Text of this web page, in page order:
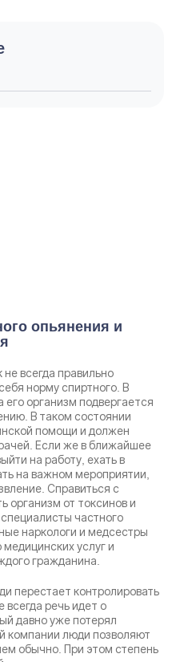
опьянения и
не всегда правильно
норму спиртного. В
его организм подвергается
В таком состоянии
помощи и должен
Если же в ближайшее
на работу, ехать в
на важном мероприятии,
Справиться с
организм от токсинов и
частного
наркологи и медсестры
услуг и
гражданина.
перестает контролировать
всегда речь идет о
давно уже потерял
компании люди позволяют
обычно. При этом степень
вам